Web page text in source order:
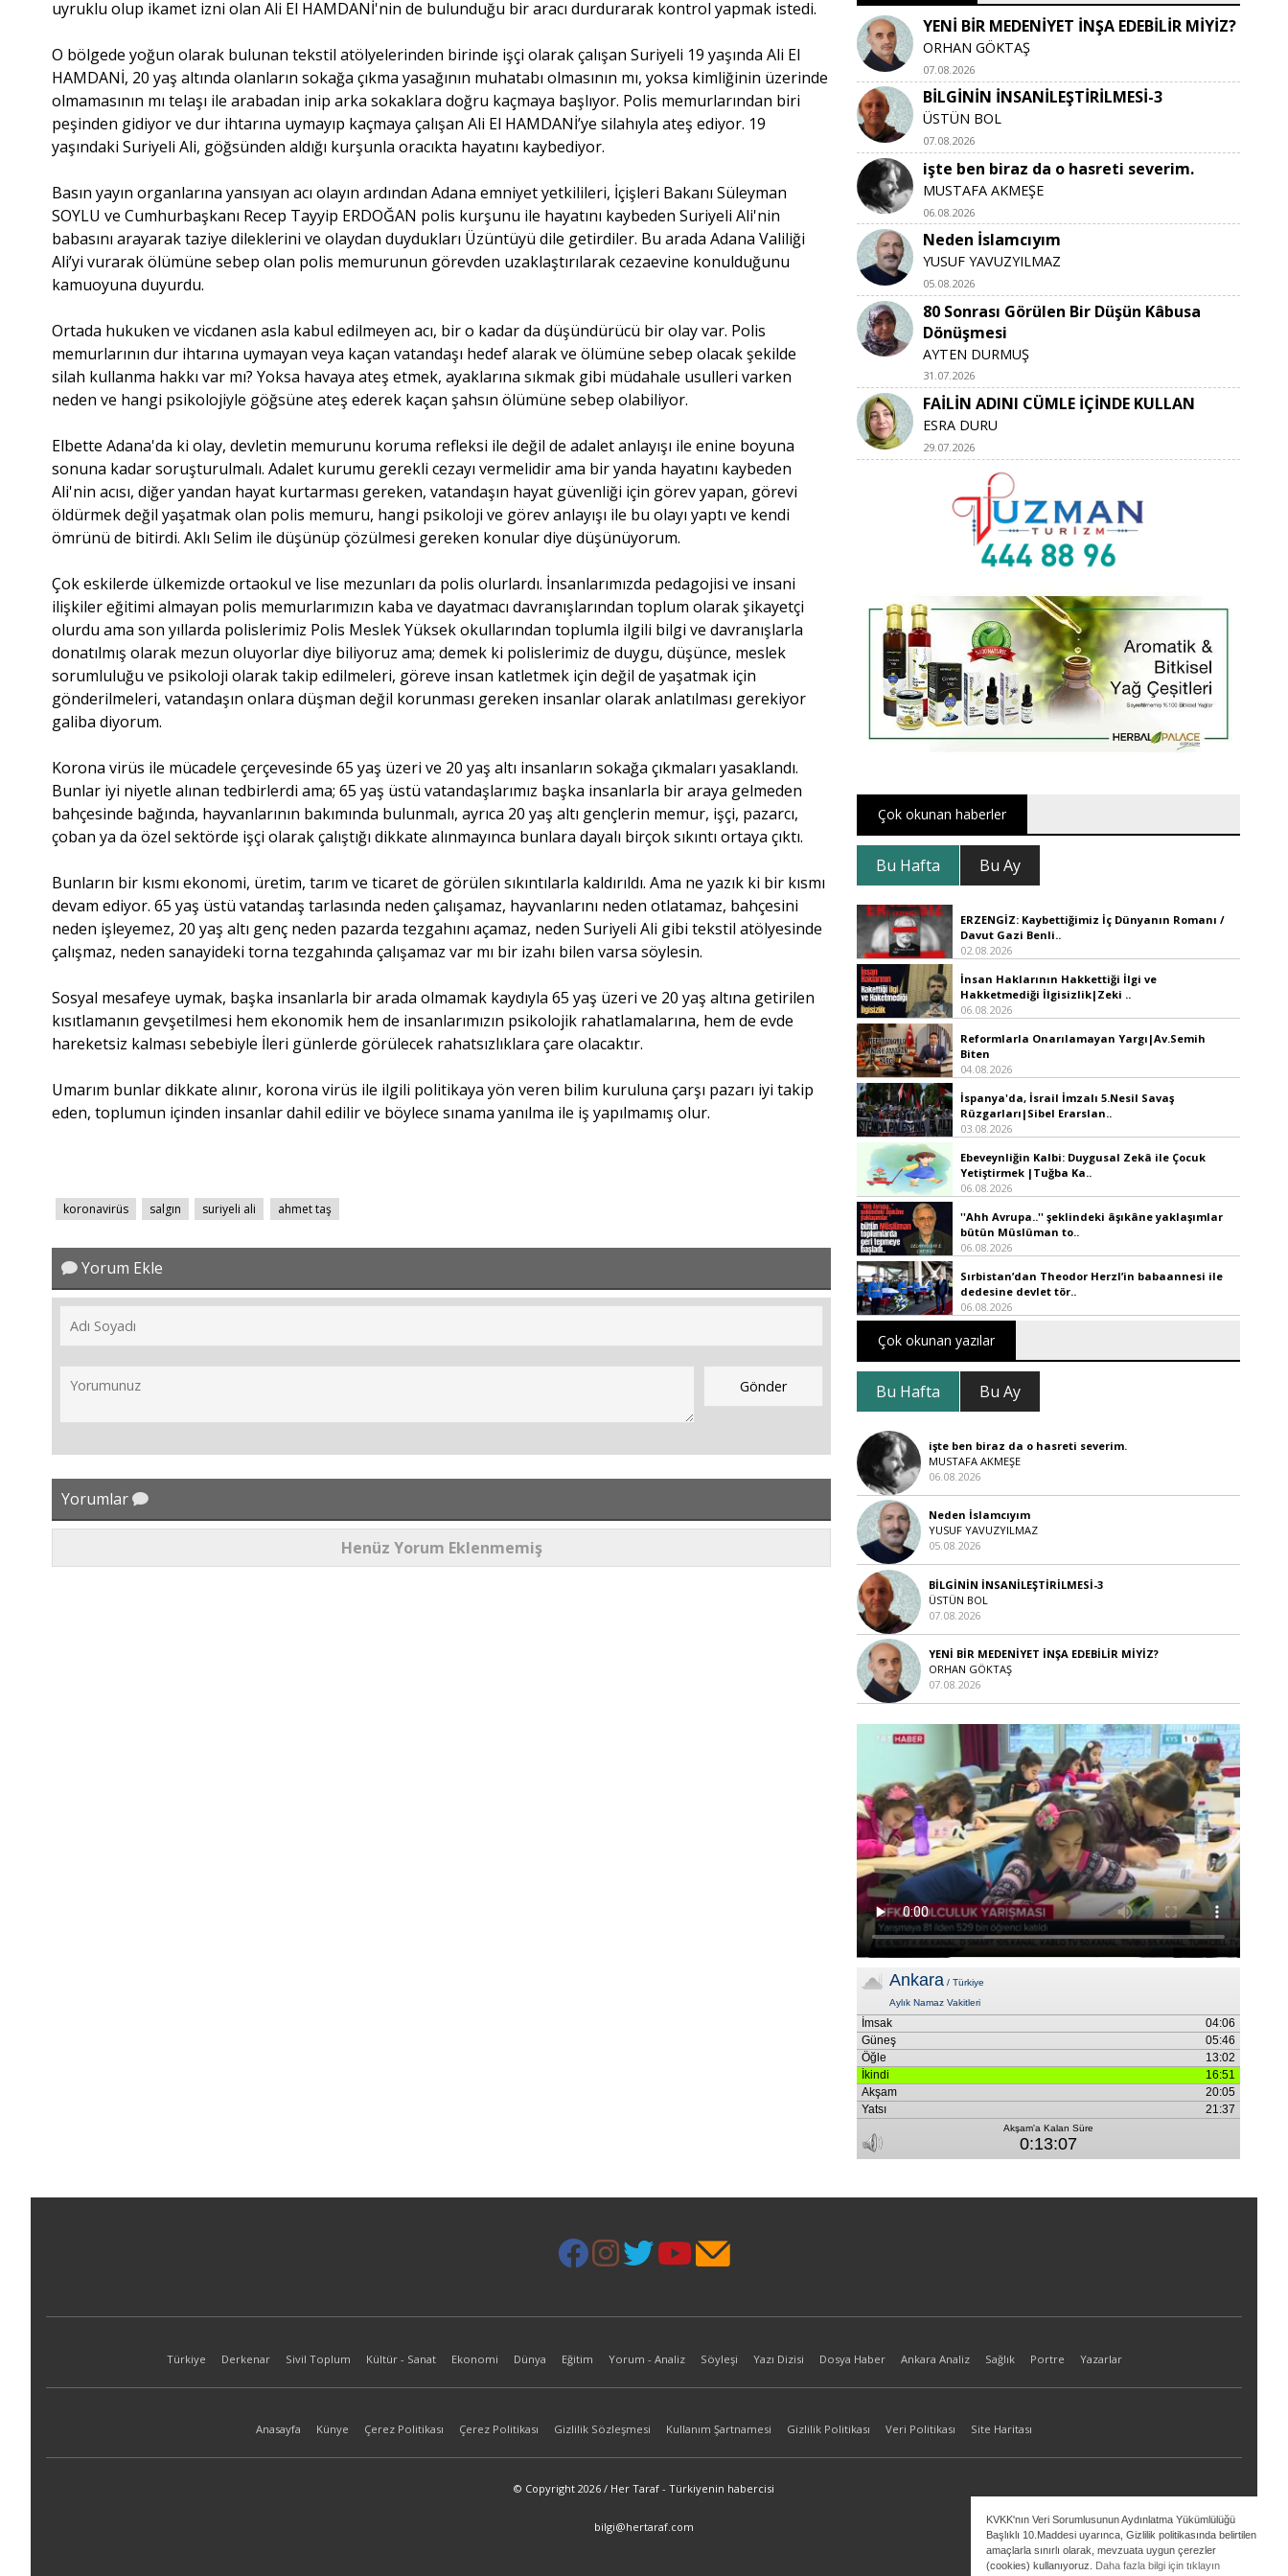
KVKK'nın Veri Sorumlusunun Aydınlatma Yükümlülüğü
Başlıklı 10.Maddesi uyarınca, Gizlilik politikasında belirtilen
amaçlarla sınırlı olarak, mevzuata uygun çerezler
(cookies) kullanıyoruz. Daha fazla bilgi için tıklayın
uyruklu olup ikamet izni olan Ali El HAMDANİ'nin de bulunduğu bir aracı durdurarak kontrol yapmak istedi.
O bölgede yoğun olarak bulunan tekstil atölyelerinden birinde işçi olarak çalışan Suriyeli 19 yaşında Ali El
HAMDANİ, 20 yaş altında olanların sokağa çıkma yasağının muhatabı olmasının mı, yoksa kimliğinin üzerinde
olmamasının mı telaşı ile arabadan inip arka sokaklara doğru kaçmaya başlıyor. Polis memurlarından biri
peşinden gidiyor ve dur ihtarına uymayıp kaçmaya çalışan Ali El HAMDANİ’ye silahıyla ateş ediyor. 19
yaşındaki Suriyeli Ali, göğsünden aldığı kurşunla oracıkta hayatını kaybediyor.
Basın yayın organlarına yansıyan acı olayın ardından Adana emniyet yetkilileri, İçişleri Bakanı Süleyman
SOYLU ve Cumhurbaşkanı Recep Tayyip ERDOĞAN polis kurşunu ile hayatını kaybeden Suriyeli Ali'nin
babasını arayarak taziye dileklerini ve olaydan duydukları Üzüntüyü dile getirdiler. Bu arada Adana Valiliği
Ali’yi vurarak ölümüne sebep olan polis memurunun görevden uzaklaştırılarak cezaevine konulduğunu
kamuoyuna duyurdu.
Ortada hukuken ve vicdanen asla kabul edilmeyen acı, bir o kadar da düşündürücü bir olay var. Polis
memurlarının dur ihtarına uymayan veya kaçan vatandaşı hedef alarak ve ölümüne sebep olacak şekilde
silah kullanma hakkı var mı? Yoksa havaya ateş etmek, ayaklarına sıkmak gibi müdahale usulleri varken
neden ve hangi psikolojiyle göğsüne ateş ederek kaçan şahsın ölümüne sebep olabiliyor.
Elbette Adana'da ki olay, devletin memurunu koruma refleksi ile değil de adalet anlayışı ile enine boyuna
sonuna kadar soruşturulmalı. Adalet kurumu gerekli cezayı vermelidir ama bir yanda hayatını kaybeden
Ali'nin acısı, diğer yandan hayat kurtarması gereken, vatandaşın hayat güvenliği için görev yapan, görevi
öldürmek değil yaşatmak olan polis memuru, hangi psikoloji ve görev anlayışı ile bu olayı yaptı ve kendi
ömrünü de bitirdi. Aklı Selim ile düşünüp çözülmesi gereken konular diye düşünüyorum.
Çok eskilerde ülkemizde ortaokul ve lise mezunları da polis olurlardı. İnsanlarımızda pedagojisi ve insani
ilişkiler eğitimi almayan polis memurlarımızın kaba ve dayatmacı davranışlarından toplum olarak şikayetçi
olurdu ama son yıllarda polislerimiz Polis Meslek Yüksek okullarından toplumla ilgili bilgi ve davranışlarla
donatılmış olarak mezun oluyorlar diye biliyoruz ama; demek ki polislerimiz de duygu, düşünce, meslek
sorumluluğu ve psikoloji olarak takip edilmeleri, göreve insan katletmek için değil de yaşatmak için
gönderilmeleri, vatandaşın onlara düşman değil korunması gereken insanlar olarak anlatılması gerekiyor
galiba diyorum.
Korona virüs ile mücadele çerçevesinde 65 yaş üzeri ve 20 yaş altı insanların sokağa çıkmaları yasaklandı.
Bunlar iyi niyetle alınan tedbirlerdi ama; 65 yaş üstü vatandaşlarımız başka insanlarla bir araya gelmeden
bahçesinde bağında, hayvanlarının bakımında bulunmalı, ayrıca 20 yaş altı gençlerin memur, işçi, pazarcı,
çoban ya da özel sektörde işçi olarak çalıştığı dikkate alınmayınca bunlara dayalı birçok sıkıntı ortaya çıktı.
Bunların bir kısmı ekonomi, üretim, tarım ve ticaret de görülen sıkıntılarla kaldırıldı. Ama ne yazık ki bir kısmı
devam ediyor. 65 yaş üstü vatandaş tarlasında neden çalışamaz, hayvanlarını neden otlatamaz, bahçesini
neden işleyemez, 20 yaş altı genç neden pazarda tezgahını açamaz, neden Suriyeli Ali gibi tekstil atölyesinde
çalışmaz, neden sanayideki torna tezgahında çalışamaz var mı bir izahı bilen varsa söylesin.
Sosyal mesafeye uymak, başka insanlarla bir arada olmamak kaydıyla 65 yaş üzeri ve 20 yaş altına getirilen
kısıtlamanın gevşetilmesi hem ekonomik hem de insanlarımızın psikolojik rahatlamalarına, hem de evde
hareketsiz kalması sebebiyle İleri günlerde görülecek rahatsızlıklara çare olacaktır.
Umarım bunlar dikkate alınır, korona virüs ile ilgili politikaya yön veren bilim kuruluna çarşı pazarı iyi takip
eden, toplumun içinden insanlar dahil edilir ve böylece sınama yanılma ile iş yapılmamış olur.
koronavirüs salgın suriyeli ali ahmet taş
Yorum Ekle
Yorumlar
Henüz Yorum Eklenmemiş
YENİ BİR MEDENİYET İNŞA EDEBİLİR MİYİZ?
ORHAN GÖKTAŞ
07.08.2026
BİLGİNİN İNSANİLEŞTİRİLMESİ-3
ÜSTÜN BOL
07.08.2026
işte ben biraz da o hasreti severim.
MUSTAFA AKMEŞE
06.08.2026
Neden İslamcıyım
YUSUF YAVUZYILMAZ
05.08.2026
80 Sonrası Görülen Bir Düşün Kâbusa
Dönüşmesi
AYTEN DURMUŞ
31.07.2026
FAİLİN ADINI CÜMLE İÇİNDE KULLAN
ESRA DURU
29.07.2026
Çok okunan haberler
Bu Hafta Bu Ay
ERZENGİZ: Kaybettiğimiz İç Dünyanın Romanı /
Davut Gazi Benli..
02.08.2026
İnsan Haklarının Hakkettiği İlgi ve
Hakketmediği İlgisizlik|Zeki ..
06.08.2026
Reformlarla Onarılamayan Yargı|Av.Semih
Biten
04.08.2026
İspanya'da, İsrail İmzalı 5.Nesil Savaş
Rüzgarları|Sibel Erarslan..
03.08.2026
Ebeveynliğin Kalbi: Duygusal Zekâ ile Çocuk
Yetiştirmek |Tuğba Ka..
06.08.2026
''Ahh Avrupa..'' şeklindeki âşıkâne yaklaşımlar
bütün Müslüman to..
06.08.2026
Sırbistan’dan Theodor Herzl’in babaannesi ile
dedesine devlet tör..
06.08.2026
Çok okunan yazılar
Bu Hafta Bu Ay
işte ben biraz da o hasreti severim.
MUSTAFA AKMEŞE
06.08.2026
Neden İslamcıyım
YUSUF YAVUZYILMAZ
05.08.2026
BİLGİNİN İNSANİLEŞTİRİLMESİ-3
ÜSTÜN BOL
07.08.2026
YENİ BİR MEDENİYET İNŞA EDEBİLİR MİYİZ?
ORHAN GÖKTAŞ
07.08.2026
Türkiye Derkenar Sivil Toplum Kültür - Sanat Ekonomi Dünya Eğitim Yorum - Analiz Söyleşi Yazı Dizisi Dosya Haber Ankara Analiz Sağlık Portre Yazarlar
Anasayfa Künye Çerez Politikası Çerez Politikası Gizlilik Sözleşmesi Kullanım Şartnamesi Gizlilik Politikası Veri Politikası Site Haritası
© Copyright 2026 / Her Taraf - Türkiyenin habercisi
bilgi@hertaraf.com